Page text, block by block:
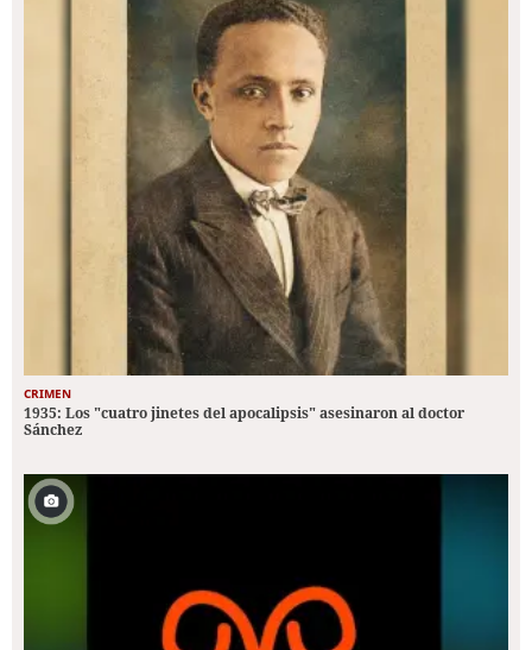
CRIMEN
1935: Los "cuatro jinetes del apocalipsis" asesinaron al doctor
Sánchez